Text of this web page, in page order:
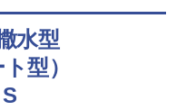
水型
型）